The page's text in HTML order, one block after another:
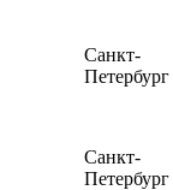
Санкт-
Петербург
Санкт-
Петербург